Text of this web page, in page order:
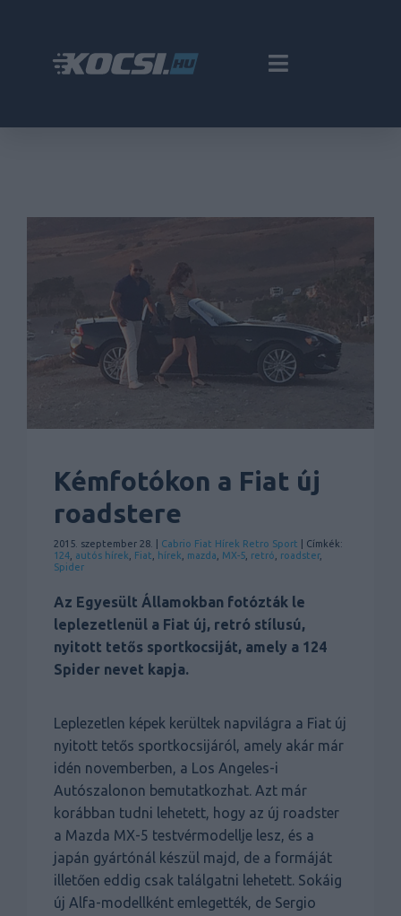
Kémfotókon a Fiat új
roadstere
2015. szeptember 28. | Cabrio Fiat Hírek Retro Sport | Címkék:
124 autós hírek Fiat hírek mazda MX-5 retró roadster,
Spider
Az Egyesült Államokban fotózták le
leplezetlenül a Fiat új, retró stílusú,
nyitott tetős sportkocsiját, amely a 124
Spider nevet kapja.
Leplezetlen képek kerültek napvilágra a Fiat új
nyitott tetős sportkocsijáról, amely akár már
idén novemberben, a Los Angeles-i
Autószalonon bemutatkozhat. Azt már
korábban tudni lehetett, hogy az új roadster
a Mazda MX-5 testvérmodellje lesz, és a
japán gyártónál készül majd, de a formáját
illetően eddig csak találgatni lehetett. Sokáig
új Alfa-modellként emlegették, de Sergio